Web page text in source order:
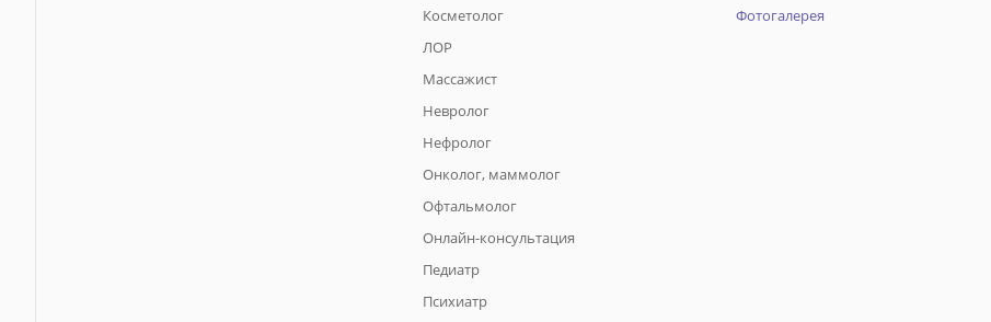
Косметолог
ЛОР
Массажист
Невролог
Нефролог
Онколог, маммолог
Офтальмолог
Онлайн-консультация
Педиатр
Психиатр
Фотогалерея